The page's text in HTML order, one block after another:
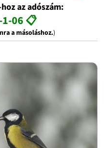
az adószám:
06 📋
a másoláshoz.)